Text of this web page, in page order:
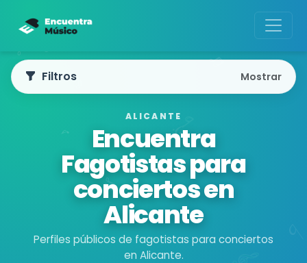
ALICANTE
Encuentra
Fagotistas para
conciertos en
Alicante
Perfiles públicos de fagotistas para conciertos
en Alicante.
Filtros Mostrar